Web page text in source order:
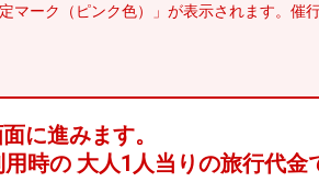
マーク（ピンク色）」が表示されます。催
に進みます。
用時の 大人1人当りの旅行代金